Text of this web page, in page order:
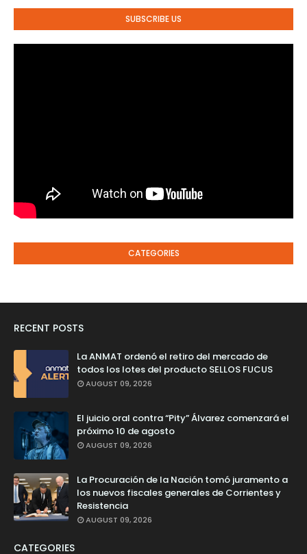
SUBSCRIBE US
CATEGORIES
RECENT POSTS
La ANMAT ordenó el retiro del mercado de
todos los lotes del producto SELLOS FUCUS
AUGUST 09, 2026
El juicio oral contra “Pity” Álvarez comenzará el
próximo 10 de agosto
AUGUST 09, 2026
La Procuración de la Nación tomó juramento a
los nuevos fiscales generales de Corrientes y
Resistencia
AUGUST 09, 2026
CATEGORIES